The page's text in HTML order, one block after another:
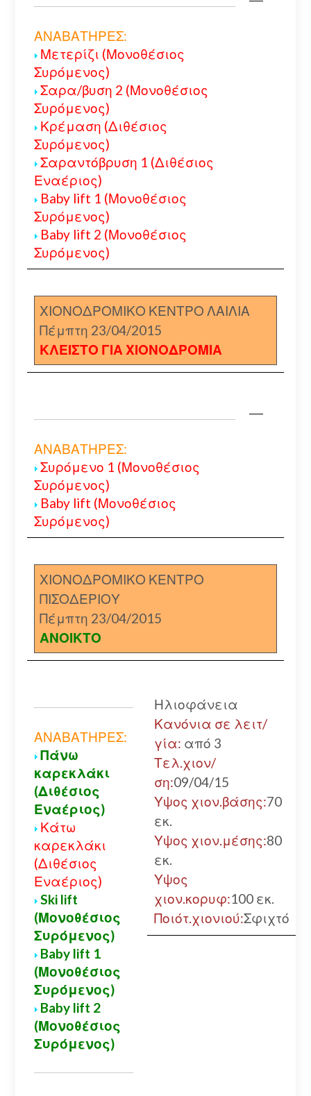
ΑΝΑΒΑΤΗΡΕΣ:
Μετερίζι (Μονοθέσιος
Συρόμενος)
Σαρα/βυση 2 (Μονοθέσιος
Συρόμενος)
Κρέμαση (Διθέσιος
Συρόμενος)
Σαραντόβρυση 1 (Διθέσιος
Εναέριος)
Baby lift 1 (Μονοθέσιος
Συρόμενος)
Baby lift 2 (Μονοθέσιος
Συρόμενος)
ΧΙΟΝΟΔΡΟΜΙΚΟ ΚΕΝΤΡΟ ΛΑΙΛΙΑ
Πέμπτη 23/04/2015
ΚΛΕΙΣΤΟ ΓΙΑ ΧΙΟΝΟΔΡΟΜΙΑ
ΑΝΑΒΑΤΗΡΕΣ:
Συρόμενο 1 (Μονοθέσιος
Συρόμενος)
Baby lift (Μονοθέσιος
Συρόμενος)
ΧΙΟΝΟΔΡΟΜΙΚΟ ΚΕΝΤΡΟ
ΠΙΣΟΔΕΡΙΟΥ
Πέμπτη 23/04/2015
ΑΝΟΙΚΤΟ
ΑΝΑΒΑΤΗΡΕΣ:
Πάνω
καρεκλάκι
(Διθέσιος
Εναέριος)
Κάτω
καρεκλάκι
(Διθέσιος
Εναέριος)
Ski lift
(Μονοθέσιος
Συρόμενος)
Baby lift 1
(Μονοθέσιος
Συρόμενος)
Baby lift 2
(Μονοθέσιος
Συρόμενος)
Ηλιοφάνεια
Κανόνια σε λειτ/
γία: από 3
Τελ.χιον/
ση:09/04/15
Υψος χιον.βάσης:70
εκ.
Υψος χιον.μέσης:80
εκ.
Υψος
χιον.κορυφ:100 εκ.
Ποιότ.χιονιού:Σφιχτό